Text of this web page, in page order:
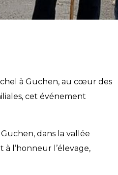
à Guchen, au cœur des
cet événement
dans la vallée
l’honneur l’élevage,